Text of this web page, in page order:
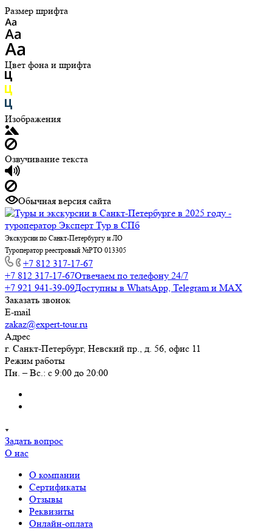
Размер шрифта
Цвет фона и шрифта
Изображения
Озвучивание текста
Обычная версия сайта
Экскурсии по Санкт-Петербургу и ЛО
Туроператор реестровый №РТО 013305
+7 812 317-17-67
+7 812 317-17-67Отвечаем по телефону 24/7
+7 921 941-39-09Доступны в WhatsApp, Telegram и MAX
Заказать звонок
E-mail
zakaz@expert-tour.ru
Адрес
г. Санкт-Петербург, Невский пр., д. 56, офис 11
Режим работы
Пн. – Вс.: с 9:00 до 20:00
Задать вопрос
О нас
О компании
Сертификаты
Отзывы
Реквизиты
Онлайн-оплата